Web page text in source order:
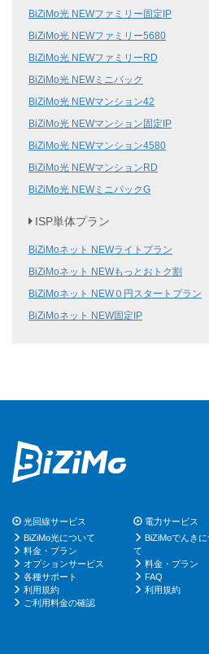
BiZiMo光 NEWファミリー固定IP
BiZiMo光 NEWファミリー5680
BiZiMo光 NEWファミリーRD
BiZiMo光 NEWミニパック
BiZiMo光 NEWマンション42
BiZiMo光 NEWマンション固定IP
BiZiMo光 NEWマンション4580
BiZiMo光 NEWマンションRD
BiZiMo光 NEWミニパックG
ISP単体プラン
BiZiMoネット NEWライトプラン
BiZiMoネット NEWもっとおトク割
BiZiMoネット NEW０円スタートプラン
BiZiMoネット NEW固定IP
光回線サービス
BiZiMo光について
料金・プラン
オプションサービス
各種サポート
利用規約
ご利用料金の確認
電力サービス
BiZiMoでんき
て
料金・プラン
FAQ
利用規約